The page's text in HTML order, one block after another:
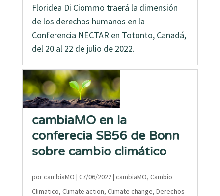
Floridea Di Ciommo traerá la dimensión
de los derechos humanos en la
Conferencia NECTAR en Totonto, Canadá,
del 20 al 22 de julio de 2022.
cambiaMO en la
conferecia SB56 de Bonn
sobre cambio climático
porcambiaMO | 07/06/2022| cambiaMO, Cambio
Climatico, Climate action, Climate change, Derechos